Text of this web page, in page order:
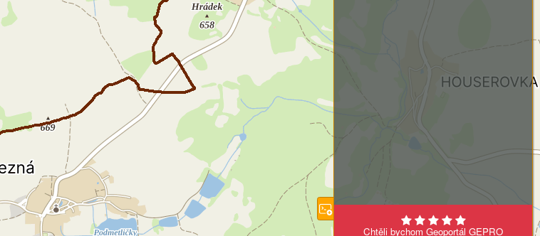
Chtěli bychom Geoportál GEPRO